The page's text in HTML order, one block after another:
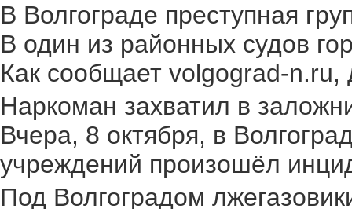
В Волгограде преступная
В один из районных судов
Как сообщает volgograd-
Наркоман захватил в
Вчера, 8 октября, в
учреждений произошёл
Под Волгоградом